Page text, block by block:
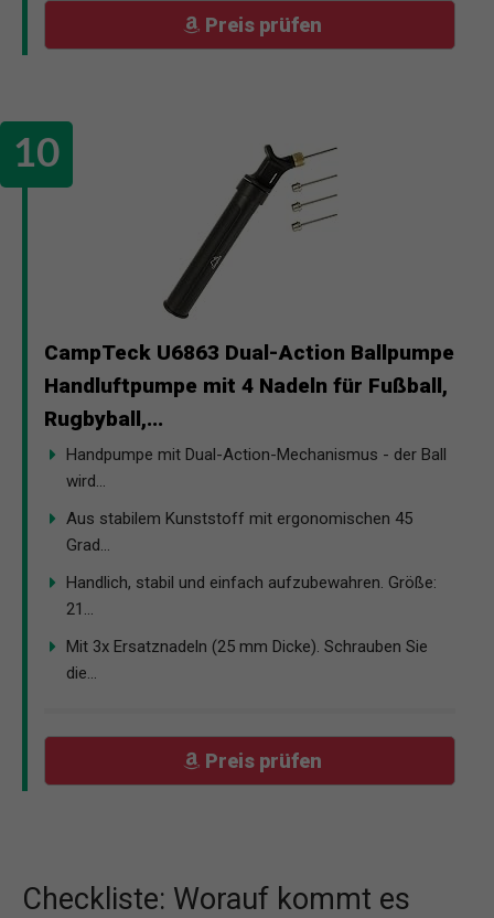
Preis prüfen
CampTeck U6863 Dual-Action Ballpumpe
Handluftpumpe mit 4 Nadeln für Fußball,
Rugbyball,...
Handpumpe mit Dual-Action-Mechanismus - der Ball
wird...
Aus stabilem Kunststoff mit ergonomischen 45
Grad...
Handlich, stabil und einfach aufzubewahren. Größe:
21...
Mit 3x Ersatznadeln (25 mm Dicke). Schrauben Sie
die...
Preis prüfen
Checkliste: Worauf kommt es